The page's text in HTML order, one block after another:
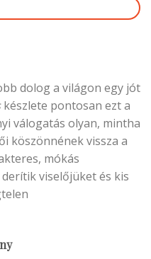
dolog a világon egy jót
készlete pontosan ezt a
válogatás olyan, mintha
köszönnének vissza a
mókás
viselőjüket és kis